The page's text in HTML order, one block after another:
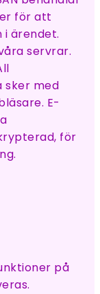
för att
i ärendet.
servrar.
sker med
E-
för
på